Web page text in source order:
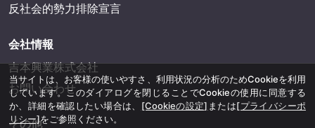
反社会的勢力排除宣言
会社情報
吉本興業株式会社
お問い合わせ
その他
当サイトは、お客様の使いやすさ、利用状況の分析のためCookieを利用
しています。このダイアログを閉じることでCookieの使用に同意する
か、詳細を確認したい場合は、 [Cookieの設定] または[プライバシーポ
リシー]をご参照ください。